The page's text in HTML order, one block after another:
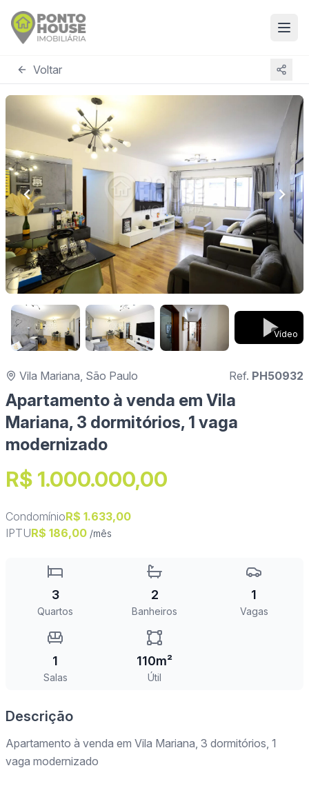
Voltar
Vídeo
Vila Mariana, São Paulo Ref. PH50932
Apartamento à venda em Vila
Mariana, 3 dormitórios, 1 vaga
modernizado
R$ 1.000.000,00
CondomínioR$ 1.633,00
IPTUR$ 186,00 /mês
3
Quartos
2
Banheiros
1
Vagas
1
Salas
110m²
Útil
Descrição
Apartamento à venda em Vila Mariana, 3 dormitórios, 1
vaga modernizado